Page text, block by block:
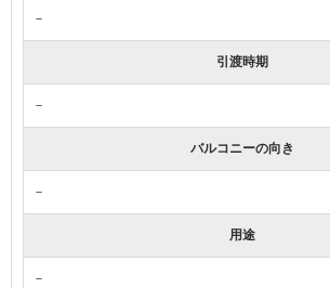
－
引渡時期
－
バルコニーの向き
－
用途
－